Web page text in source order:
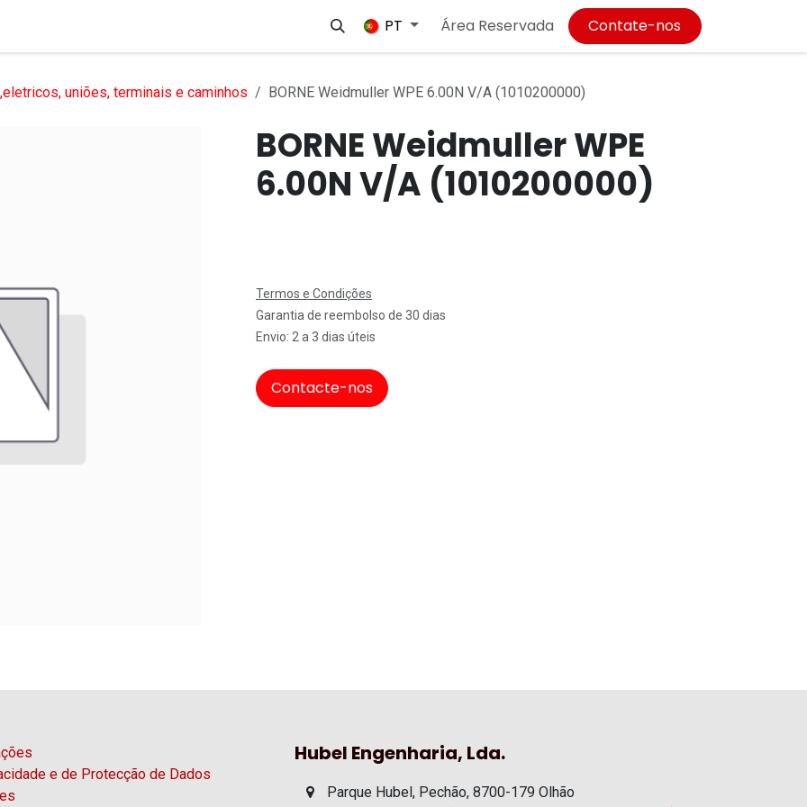
Empregos
PT Área Reservada Contate-nos
uniões, terminais e caminhos BORNE Weidmuller WPE 6.00N V/A (1010200000)
BORNE Weidmuller WPE
6.00N V/A (1010200000)
Termos e Condições
Garantia de reembolso de 30 dias
Envio: 2 a 3 dias úteis
Contacte-nos
Hubel Engenharia, Lda.
Parque Hubel, Pechão, 8700-179 Olhão
e de Protecção de Dados